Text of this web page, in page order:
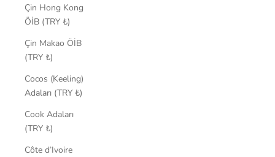
Çin Hong Kong
ÖİB (TRY ₺)
Çin Makao ÖİB
(TRY ₺)
Cocos (Keeling)
Adaları (TRY ₺)
Cook Adaları
(TRY ₺)
Côte d’Ivoire